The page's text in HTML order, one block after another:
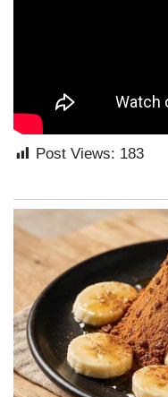
Post Views: 183